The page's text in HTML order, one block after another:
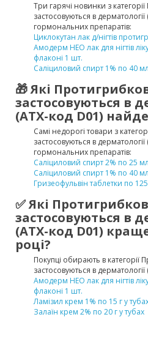
Три гарячі новинки з
застосовуються в
гормональних препаратів:
Циклокутан лак д/нігтів
Амодерм НЕО лак для нігтів
флаконі 1 шт.
Саліциловий спирт 1% по 40
🎁 Які
застосовуються в
(ATX-код D01)
Самі недорогі товари з
застосовуються в
гормональних препаратів:
Саліциловий спирт 2% по 25
Саліциловий спирт 1% по 40
Гризеофульвін таблетки по
✅ Які
застосовуються в
(ATX-код D01)
році?
Покупці обирають в категорії
застосовуються в
Амодерм НЕО лак для нігтів
флаконі 1 шт.
Ламізил крем 1% по 15 г у
Залаїн крем 2% по 20 г у тубах